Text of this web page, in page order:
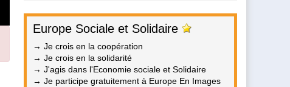
Europe Sociale et Solidaire
→ Je crois en la coopération
→ Je crois en la solidarité
→ J'agis dans l'Economie sociale et Solidaire
→ Je participe gratuitement à Europe En Images